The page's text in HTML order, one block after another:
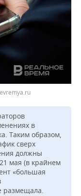
в
Таким образом,
сверх
должны
мая (в крайнем
«большая
размещала.